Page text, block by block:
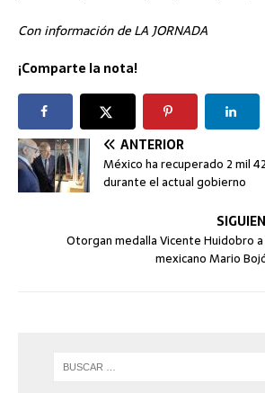
Con información de LA JORNADA
¡Comparte la nota!
ANTERIOR
México ha recuperado 2 mil
durante el actual gobierno
Otorgan medalla Vicente Huidobro
mexicano Mario